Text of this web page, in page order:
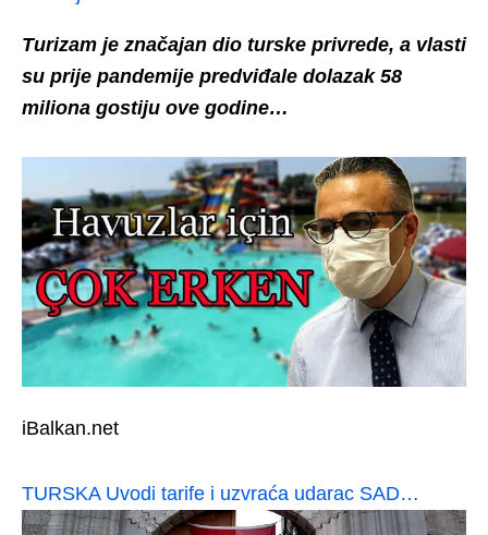
Turizam je značajan dio turske privrede, a vlasti
su prije pandemije predviđale dolazak 58
miliona gostiju ove godine…
iBalkan.net
TURSKA Uvodi tarife i uzvraća udarac SAD…